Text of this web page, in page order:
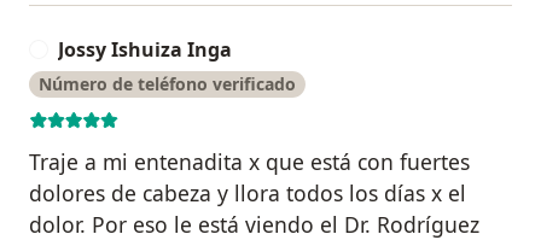
Jossy Ishuiza Inga
Número de teléfono verificado
Traje a mi entenadita x que está con fuertes
dolores de cabeza y llora todos los días x el
dolor. Por eso le está viendo el Dr. Rodríguez